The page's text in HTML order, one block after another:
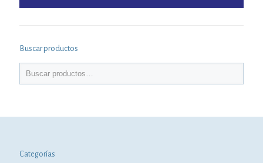
Buscar productos
Categorías